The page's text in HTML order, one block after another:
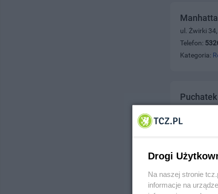
ul. Żwirki
Telefon:
Kategoria:
Telefon:
Sokół
ul.
Drogi
Na naszej stronie
informacje na